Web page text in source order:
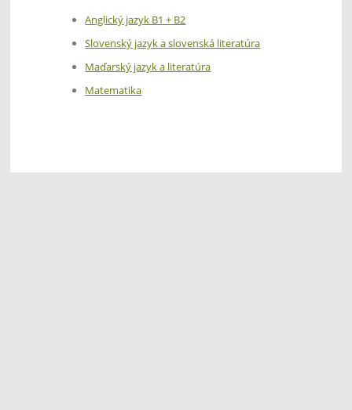
Anglický jazyk B1 + B2
Slovenský jazyk a slovenská literatúra
Maďarský jazyk a literatúra
Matematika